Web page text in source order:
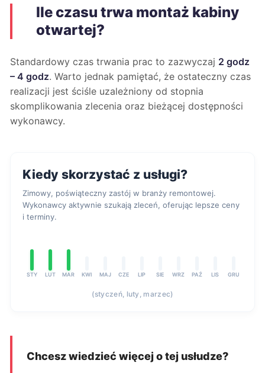
Ile czasu trwa montaż kabiny
otwartej?
Standardowy czas trwania prac to zazwyczaj 2 godz
– 4 godz. Warto jednak pamiętać, że ostateczny czas
realizacji jest ściśle uzależniony od stopnia
skomplikowania zlecenia oraz bieżącej dostępności
wykonawcy.
Kiedy skorzystać z usługi?
Zimowy, poświąteczny zastój w branży remontowej.
Wykonawcy aktywnie szukają zleceń, oferując lepsze ceny
i terminy.
STY LUT MAR KWI MAJ CZE LIP SIE WRZ PAŹ LIS GRU
(styczeń, luty, marzec)
Chcesz wiedzieć więcej o tej usłudze?